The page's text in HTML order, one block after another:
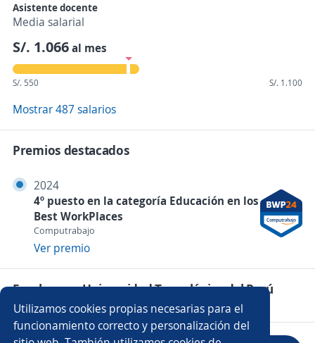
Asistente docente
Media salarial
S/. 1.066al mes
S/. 550 S/. 1.100
Mostrar 487 salarios
Premios destacados
2024
4º puesto en la categoría Educación en los
Best WorkPlaces
Computrabajo
Ver premio
Empleos en Universidad Tecnológica del Perú
Utilizamos cookies propias necesarias para el
funcionamiento correcto y personalización del